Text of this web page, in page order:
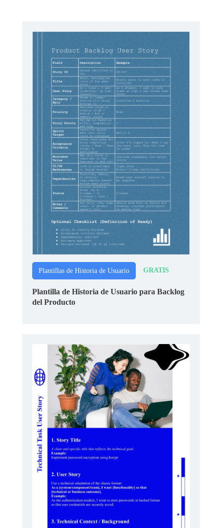
Plantillas de Historia de Usuario GRATIS
Plantilla de Historia de Usuario para Backlog
del Producto